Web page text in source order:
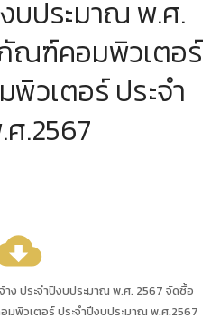
บประมาณ พ.ศ.
ณฑ์คอมพิวเตอร์
วเตอร์ ประจำ
.2567
ง ประจำปีงบประมาณ พ.ศ. 2567 จัดซื้อ
พิวเตอร์ ประจำปีงบประมาณ พ.ศ.2567